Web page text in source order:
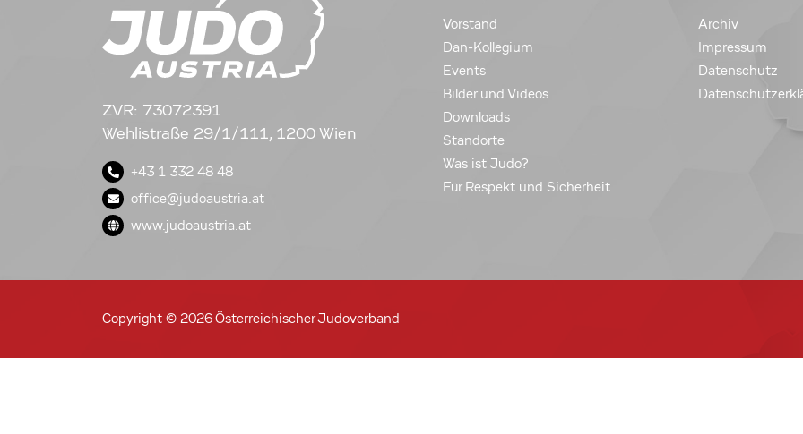
ZVR: 73072391
Wehlistraße 29/1/111, 1200 Wien
+43 1 332 48 48
office@judoaustria.at
www.judoaustria.at
Vorstand
Dan-Kollegium
Events
Bilder und Videos
Downloads
Standorte
Was ist Judo?
Für Respekt und Sicherheit
Archiv
Impressum
Datenschutz
Copyright © 2026 Österreichischer Judoverband